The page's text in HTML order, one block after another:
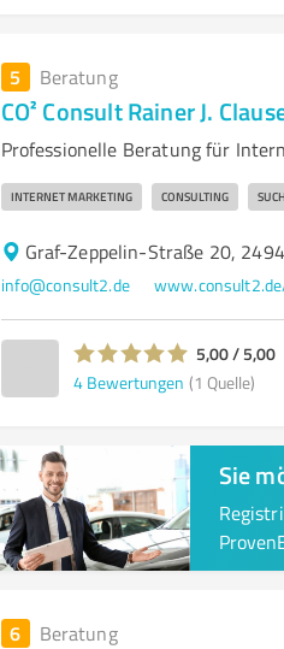
5 Beratung
CO² Consult Rainer J.
Professionelle Beratung für
INTERNET MARKETING CONSULTING
Graf-Zeppelin-Straße 20,
info@consult2.de
5,00 / 5,00
4 Bewertungen (1 Quelle)
Sie
6 Beratung